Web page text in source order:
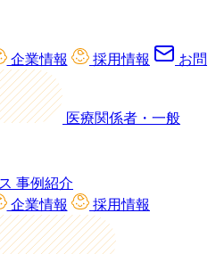
企業情報 採用情報 お問
医療関係者・一般
事例紹介
企業情報 採用情報